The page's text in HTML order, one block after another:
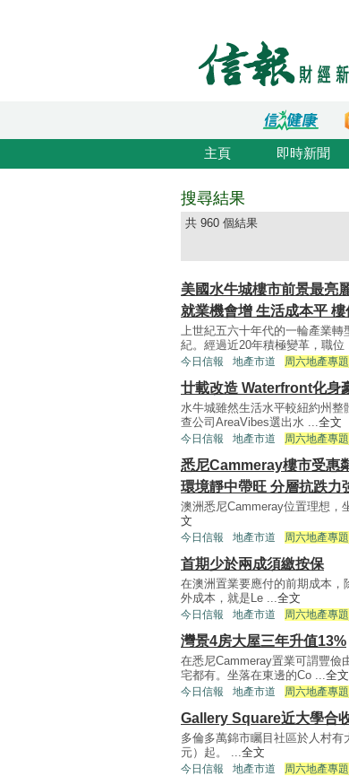
主頁 即時新聞
搜尋結果
共 960 個結果
美國水牛城樓市前景最亮
就業機會增 生活成本平
上世紀五六十年代的一輪產業
紀。經過近20年積極變革，職位
今日信報 地產市道 周六地產專
廿載改造 Waterfront化身
水牛城雖然生活水平較紐約州整
查公司AreaVibes選出水 ...全文
今日信報 地產市道 周六地產專
悉尼Cammeray樓市受惠
環境靜中帶旺 分層抗跌力
澳洲悉尼Cammeray位置理想，
文
今日信報 地產市道 周六地產專
首期少於兩成須繳按保
在澳洲置業要應付的前期成本
外成本，就是Le ...全文
今日信報 地產市道 周六地產專
灣景4房大屋三年升值13%
在悉尼Cammeray置業可謂豐儉
宅都有。坐落在東邊的Co ...全文
今日信報 地產市道 周六地產專
Gallery Square近大學合
多倫多萬錦市矚目社區於人村
元）起。 ...全文
今日信報 地產市道 周六地產專